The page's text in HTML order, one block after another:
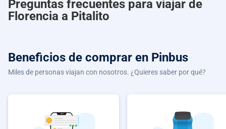
Preguntas frecuentes para viajar de
Florencia a Pitalito
Beneficios de comprar en Pinbus
Miles de personas viajan con nosotros. ¿Quieres saber por qué?